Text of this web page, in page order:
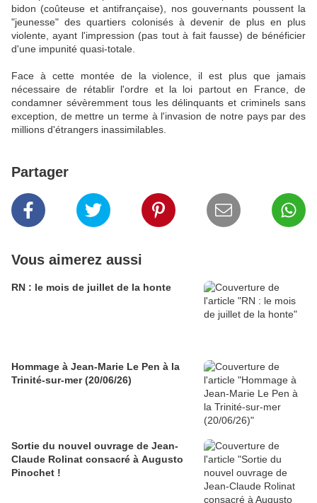
bidon (coûteuse et antifrançaise), nos gouvernants poussent la
"jeunesse" des quartiers colonisés à devenir de plus en plus
violente, ayant l'impression (pas tout à fait fausse) de bénéficier
d'une impunité quasi-totale.
Face à cette montée de la violence, il est plus que jamais
nécessaire de rétablir l'ordre et la loi partout en France, de
condamner sévèremment tous les délinquants et criminels sans
exception, de mettre un terme à l'invasion de notre pays par des
millions d'étrangers inassimilables.
Partager
Vous aimerez aussi
RN : le mois de juillet de la honte
Hommage à Jean-Marie Le Pen à la
Trinité-sur-mer (20/06/26)
Sortie du nouvel ouvrage de Jean-
Claude Rolinat consacré à Augusto
Pinochet !